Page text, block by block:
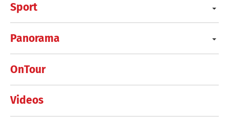
Sport
Panorama
OnTour
Videos